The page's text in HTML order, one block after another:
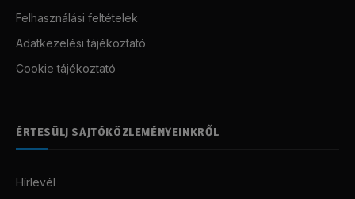
Felhasználási feltételek
Adatkezelési tájékoztató
Cookie tájékoztató
ÉRTESÜLJ SAJTÓKÖZLEMÉNYEINKRŐL
Hírlevél